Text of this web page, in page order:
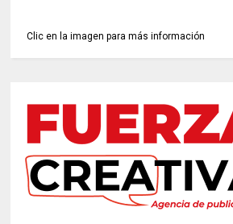
Clic en la imagen para más información